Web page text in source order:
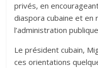
privés, en
diaspora cubaine et en
l’administration
Le président cubain,
ces orientations